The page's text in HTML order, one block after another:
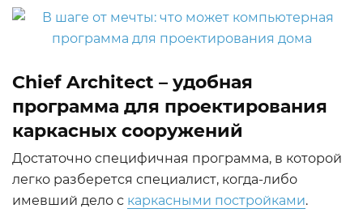
Chief Architect – удобная
программа для проектирования
каркасных сооружений
Достаточно специфичная программа, в которой
легко разберется специалист, когда-либо
имевший дело с каркасными постройками.